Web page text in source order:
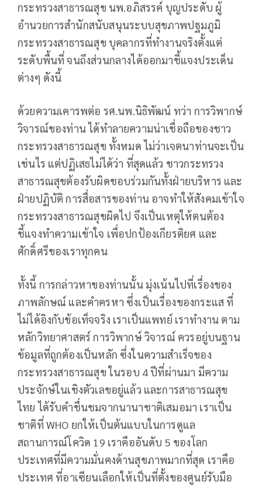
กระทรวงสาธารณสุข นพ.อภิสรรค์ บุญประดับ ผู้
อำนวยการสำนักสนับสนุนระบบสุขภาพปฐมภูมิ
กระทรวงสาธารณสุข บุคลากรที่ทำงานจริงตั้งแต่
ระดับพื้นที่ จนถึงส่วนกลางได้ออกมาชี้แจงประเด็น
ต่างๆ ดังนี้
ด้วยความเคารพต่อ รศ.นพ.นิธิพัฒน์ ทว่า การวิพากษ์
วิจารณ์ของท่าน ได้ทำลายความน่าเชื่อถือของชาว
กระทรวงสาธารณสุข ทั้งหมด ไม่ว่าเจตนาท่านจะเป็น
เช่นไร แต่ปฏิเสธไม่ได้ว่า ที่สุดแล้ว ชาวกระทรวง
สาธารณสุขต้องรับผิดชอบร่วมกันทั้งฝ่ายบริหาร และ
ฝ่ายปฏิบัติ การสื่อสารของท่าน อาจทำให้สังคมเข้าใจ
กระทรวงสาธารณสุขผิดไป จึงเป็นเหตุให้ตนต้อง
ชี้แจงทำความเข้าใจ เพื่อปกป้องเกียรติยศ และ
ศักดิ์ศรีของเราทุกคน
ทั้งนี้ การกล่าวหาของท่านนั้น มุ่งเน้นไปที่เรื่องของ
ภาพลักษณ์ และคำครหา ซึ่งเป็นเรื่องของกระแส ที่
ไม่ได้อิงกับข้อเท็จจริง เราเป็นแพทย์ เราทำงาน ตาม
หลักวิทยาศาสตร์ การวิพากษ์ วิจารณ์ ควรอยู่บนฐาน
ข้อมูลที่ถูกต้องเป็นหลัก ซึ่งในความสำเร็จของ
กระทรวงสาธารณสุข ในรอบ 4 ปีที่ผ่านมา มีความ
ประจักษ์ในเชิงตัวเลขอยู่แล้ว และการสาธารณสุข
ไทย ได้รับคำชื่นชมจากนานาชาติเสมอมา เราเป็น
ชาติที่ WHO ยกให้เป็นต้นแบบในการดูแล
สถานการณ์โควิด 19 เราคืออันดับ 5 ของโลก
ประเทศที่มีความมั่นคงด้านสุขภาพมากที่สุด เราคือ
ประเทศ ที่อาเซียนเลือกให้เป็นที่ตั้งของศูนย์รับมือ